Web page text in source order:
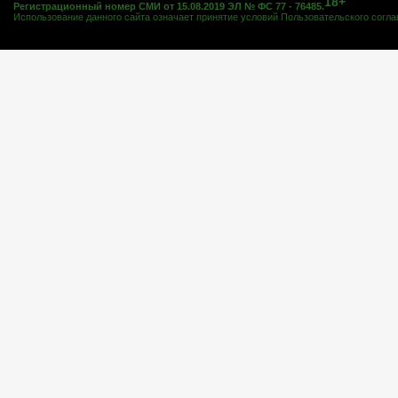
Регистрационный номер СМИ от 15.08.2019 ЭЛ № ФС 77 - 76485.
Использование данного сайта означает принятие условий Пользовательского